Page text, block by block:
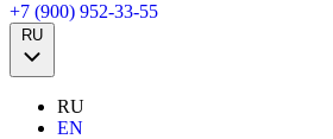
+7 (900) 952-33-55
RU
RU
EN